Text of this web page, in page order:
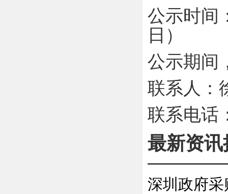
公示时间
日）
公示期间
联系人：
联系电话
最新资讯
深圳政府